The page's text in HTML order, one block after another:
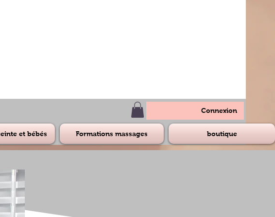
Connexion
et bébés Formations massages boutique